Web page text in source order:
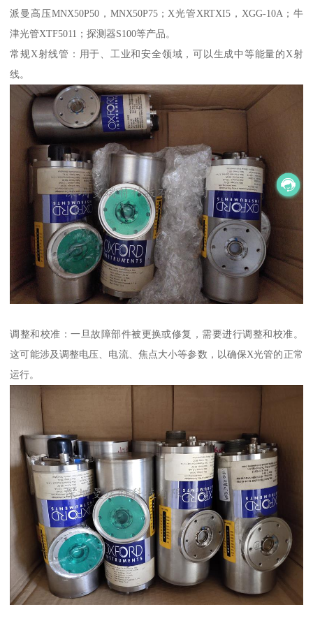
派曼高压MNX50P50，MNX50P75；X光管XRTXI5，XGG-10A；牛
津光管XTF5011；探测器S100等产品。
常规X射线管：用于、工业和安全领域，可以生成中等能量的X射
线。
调整和校准：一旦故障部件被更换或修复，需要进行调整和校准。
这可能涉及调整电压、电流、焦点大小等参数，以确保X光管的正常
运行。